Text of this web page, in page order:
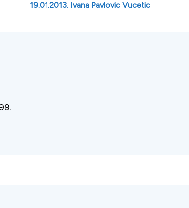
19.01.2013. Ivana Pavlovic Vucetic